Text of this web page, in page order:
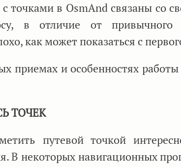
точками в OsmAnd связаны со
в отличие от
как может показаться с
приемах и особенностях
ТОЧЕК
путевой точкой
В некоторых навигационных